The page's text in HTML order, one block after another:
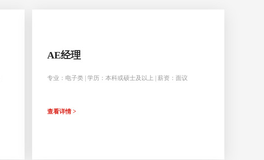
AE经理
专业：电子类 | 学历：本科或硕士及以上 | 薪资：面议
查看详情 >